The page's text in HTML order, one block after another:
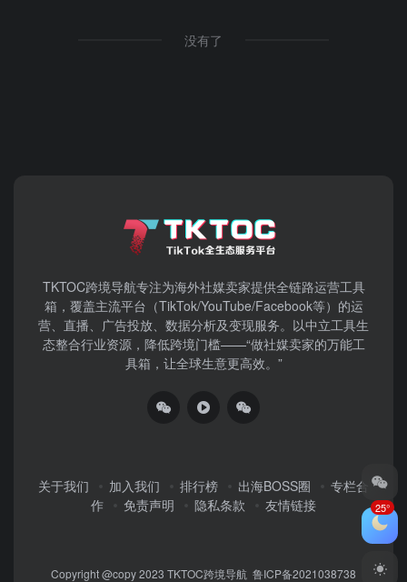
没有了
TKTOC跨境导航​专注为海外社媒卖家提供全链路运营工具
箱，覆盖主流平台（TikTok/YouTube/Facebook等）​的运
营、直播、广告投放、数据分析及变现服务。以中立工具生
态整合行业资源，降低跨境门槛——“做社媒卖家的万能工
具箱，让全球生意更高效。”
关于我们 加入我们 排行榜 出海BOSS圈
专栏合
作
免责声明 隐私条款 友情链接
Copyright @copy 2023 TKTOC跨境导航 鲁ICP备2021038738
25°